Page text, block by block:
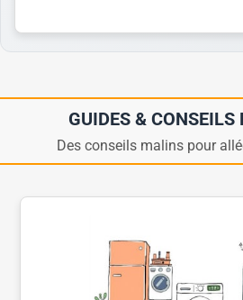
GUIDES & CONSEILS
Des conseils malins pour